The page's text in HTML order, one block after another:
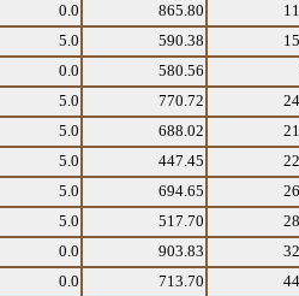
0.0 865.80
5.0 590.38
0.0 580.56
5.0 770.72
5.0 688.02
5.0 447.45
5.0 694.65
5.0 517.70
0.0 903.83
0.0 713.70